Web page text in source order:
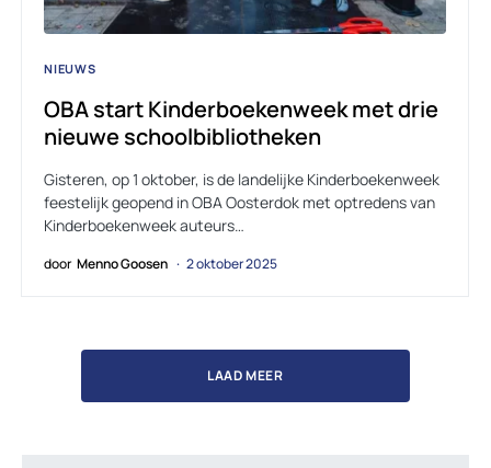
NIEUWS
OBA start Kinderboekenweek met drie
nieuwe schoolbibliotheken
Gisteren, op 1 oktober, is de landelijke Kinderboekenweek
feestelijk geopend in OBA Oosterdok met optredens van
Kinderboekenweek auteurs…
door Menno Goosen 2 oktober 2025
LAAD MEER